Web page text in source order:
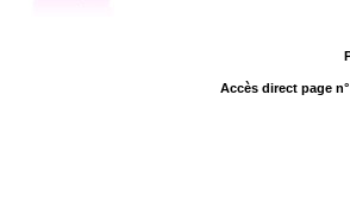
Accès direct page